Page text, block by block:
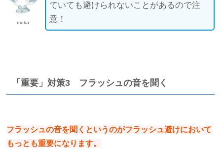
moka
ていても避けられないことがあるので注
意！
「重要」対策3 フラッシュの音を聞く
フラッシュの音を聞くというのがフラッシュ避けにおいて
もっとも重要になります。